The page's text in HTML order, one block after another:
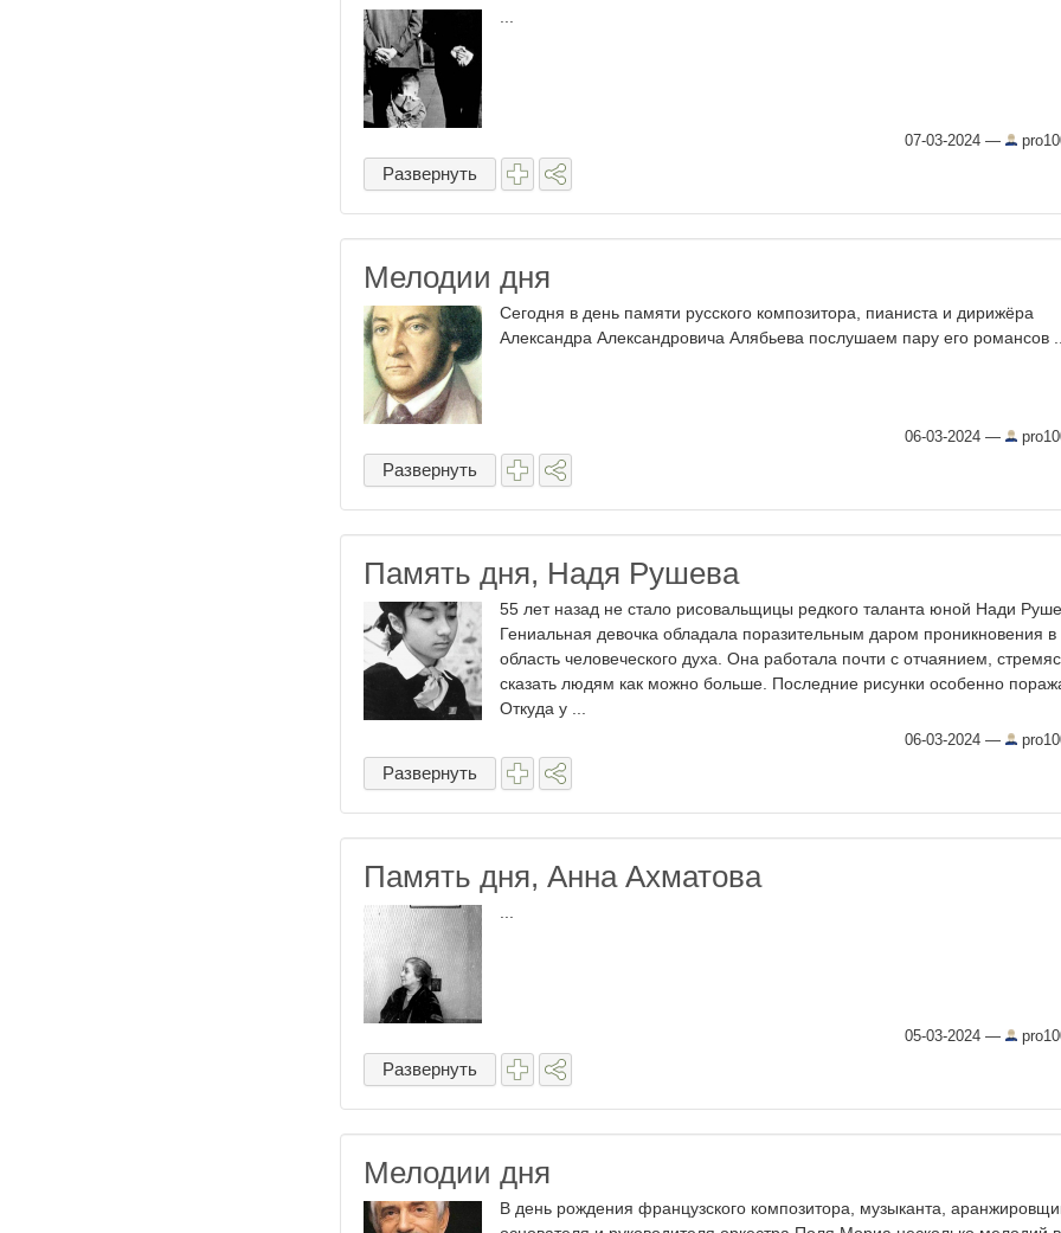
07-03-2024 —
Развернуть
Мелодии дня
Сегодня в день памяти русского композитора, пианиста и дирижёра
Александра Александровича Алябьева послушаем пару его романсов ...
06-03-2024 —
Развернуть
Память дня, Надя Рушева
55 лет назад не стало рисовальщицы редкого таланта юной Нади
Гениальная девочка обладала поразительным даром проникновения в
область человеческого духа. Она работала почти с отчаянием,
сказать людям как можно больше. Последние рисунки особенно
Откуда у ...
06-03-2024 —
Развернуть
Память дня, Анна Ахматова
05-03-2024 —
Развернуть
Мелодии дня
В день рождения французского композитора, музыканта,